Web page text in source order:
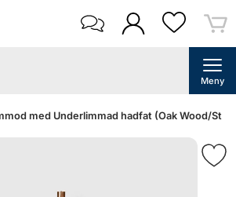
Meny
med Underlimmad hadfat (Oak Wood/